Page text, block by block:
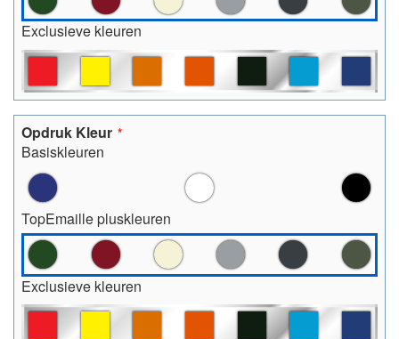
Exclusieve kleuren
Opdruk Kleur
Basiskleuren
TopEmaille pluskleuren
Exclusieve kleuren